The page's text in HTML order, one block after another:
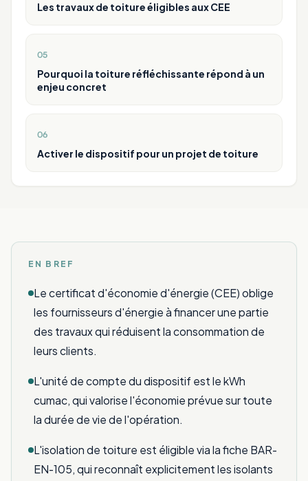
Les travaux de toiture éligibles aux CEE
05
Pourquoi la toiture réfléchissante répond à un
enjeu concret
06
Activer le dispositif pour un projet de toiture
EN BREF
Le certificat d'économie d'énergie (CEE) oblige
les fournisseurs d'énergie à financer une partie
des travaux qui réduisent la consommation de
leurs clients.
L'unité de compte du dispositif est le kWh
cumac, qui valorise l'économie prévue sur toute
la durée de vie de l'opération.
L'isolation de toiture est éligible via la fiche BAR-
EN-105, qui reconnaît explicitement les isolants